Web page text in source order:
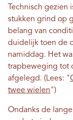
Technisch gezien
stukken grind op
belang van
duidelijk toen de
namiddag. Het
trapbeweging tot
afgelegd. (Lees: "
twee wielen")
Ondanks de